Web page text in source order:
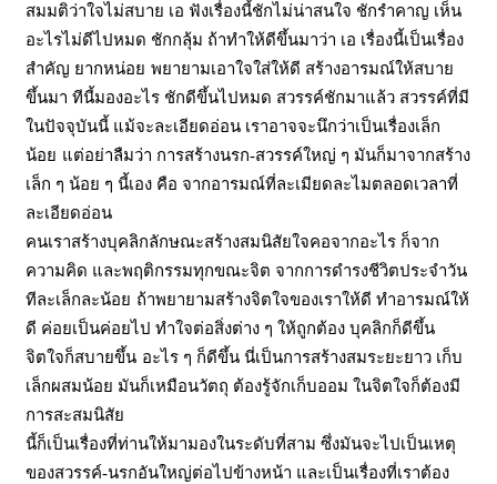
สมมติว่าใจไม่สบาย เอ ฟังเรื่องนี้ชักไม่น่าสนใจ ชักรำคาญ เห็น
อะไรไม่ดีไปหมด ชักกลุ้ม ถ้าทำให้ดีขึ้นมาว่า เอ เรื่องนี้เป็นเรื่อง
สำคัญ ยากหน่อย พยายามเอาใจใส่ให้ดี สร้างอารมณ์ให้สบาย
ขึ้นมา ทีนี้มองอะไร ชักดีขึ้นไปหมด สวรรค์ชักมาแล้ว สวรรค์ที่มี
ในปัจจุบันนี้ แม้จะละเอียดอ่อน เราอาจจะนึกว่าเป็นเรื่องเล็ก
น้อย แต่อย่าลืมว่า การสร้างนรก-สวรรค์ใหญ่ ๆ มันก็มาจากสร้าง
เล็ก ๆ น้อย ๆ นี้เอง คือ จากอารมณ์ที่ละเมียดละไมตลอดเวลาที่
ละเอียดอ่อน
คนเราสร้างบุคลิกลักษณะสร้างสมนิสัยใจคอจากอะไร ก็จาก
ความคิด และพฤติกรรมทุกขณะจิต จากการดำรงชีวิตประจำวัน
ทีละเล็กละน้อย ถ้าพยายามสร้างจิตใจของเราให้ดี ทำอารมณ์ให้
ดี ค่อยเป็นค่อยไป ทำใจต่อสิ่งต่าง ๆ ให้ถูกต้อง บุคลิกก็ดีขึ้น
จิตใจก็สบายขึ้น อะไร ๆ ก็ดีขึ้น นี่เป็นการสร้างสมระยะยาว เก็บ
เล็กผสมน้อย มันก็เหมือนวัตถุ ต้องรู้จักเก็บออม ในจิตใจก็ต้องมี
การสะสมนิสัย
นี้ก็เป็นเรื่องที่ท่านให้มามองในระดับที่สาม ซึ่งมันจะไปเป็นเหตุ
ของสวรรค์-นรกอันใหญ่ต่อไปข้างหน้า และเป็นเรื่องที่เราต้อง